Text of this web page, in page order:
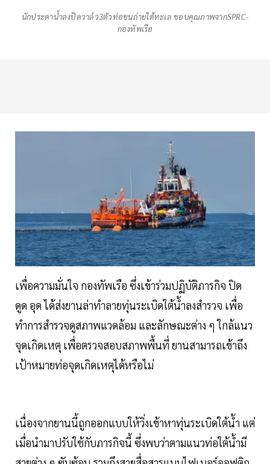
นักประดาน้ำลงปิดวาล์ว3ตัวท่อขนถ่ายใต้ทะเล ขอบคุณภาพจากSPRC-
กองทัพเรือ
เพื่อความมั่นใจ กองทัพเรือ ซึ่งเข้าร่วมปฏิบัติภารกิจ ปิด
ดูด อุด ได้ส่งยานล่าทำลายทุ่นระเบิดใต้น้ำลงสำรวจ เพื่อ
ทำการสำรวจดูสภาพแวดล้อม และลักษณะต่าง ๆ ใกล้แนว
จุดเกิดเหตุ เพื่อตรวจสอบสภาพพื้นที่ ยานสามารถเข้าถึง
เป้าหมายท่อจุดเกิดเหตุได้หรือไม่
เนื่องจากยานนี้ถูกออกแบบให้วิ่งเข้าหาทุ่นระเบิดใต้น้ำ แต่
เมื่อนำมาปรับใช้กับภารกิจนี้ ซึ่งพบว่าตามแนวท่อใต้น้ำมี